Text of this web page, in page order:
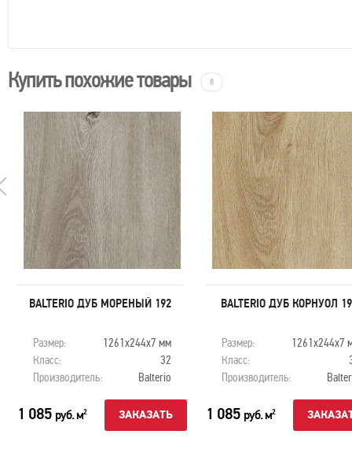
Купить похожие товары 8
BALTERIO ДУБ МОРЕНЫЙ 192
Размер:
1261x244x7 мм
Класс:
32
Производитель:
Balterio
1 085 руб. м2 ЗАКАЗАТЬ
BALTERIO ДУБ КОРНУОЛ
Размер:
1261x244x7
Класс:
Производитель:
1 085 руб. м2